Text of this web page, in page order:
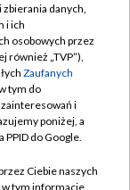
danych,
i ich
osobowych przez
również „TVP”),
Zaufanych
tym do
i
poniżej, a
do Google.
Ciebie naszych
w tym informacje